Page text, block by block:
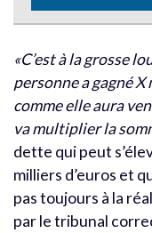
«C’est à la grosse
personne a gagné
comme elle aura
va multiplier la
dette qui peut
milliers d’euros et
pas toujours à la
par le tribunal